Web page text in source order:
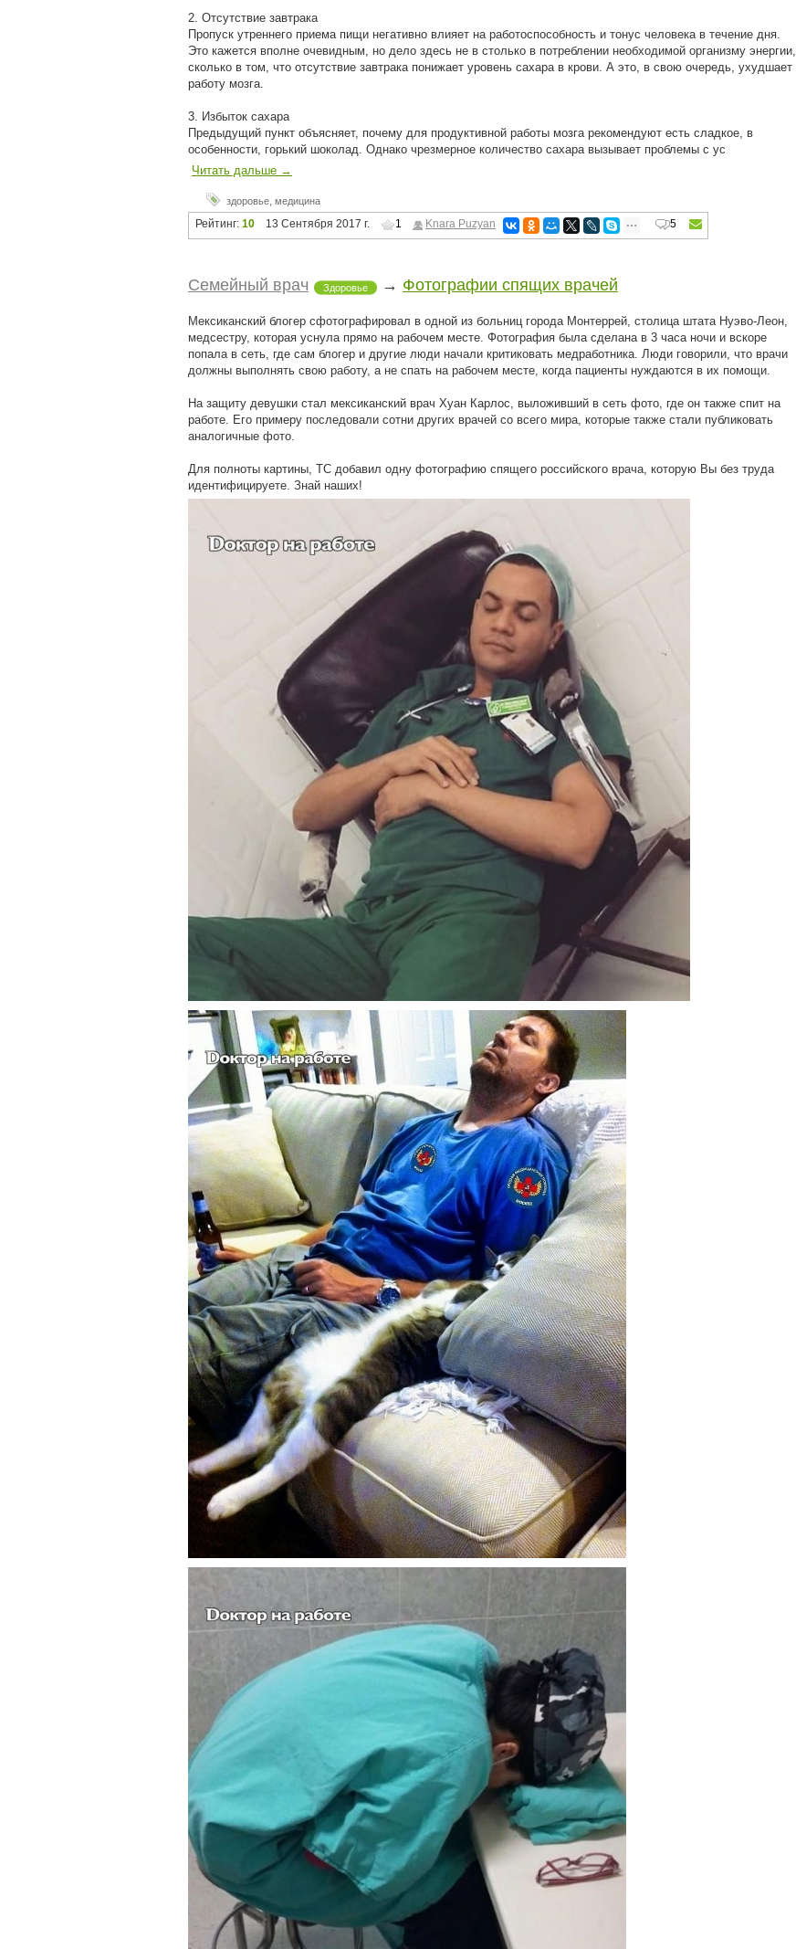
2. Отсутствие завтрака
Пропуск утреннего приема пищи негативно влияет на работоспособность и тонус человека в течение дня.
Это кажется вполне очевидным, но дело здесь не в столько в потреблении необходимой организму энергии,
сколько в том, что отсутствие завтрака понижает уровень сахара в крови. А это, в свою очередь, ухудшает
работу мозга.
3. Избыток сахара
Предыдущий пункт объясняет, почему для продуктивной работы мозга рекомендуют есть сладкое, в
особенности, горький шоколад. Однако чрезмерное количество сахара вызывает проблемы с ус
Читать дальше →
здоровье медицина
Рейтинг: 10 13 Сентября 2017 г. 1 Knara Puzyan 5
Семейный врач Здоровье → Фотографии спящих врачей
Мексиканский блогер сфотографировал в одной из больниц города Монтеррей, столица штата Нуэво-Леон,
медсестру, которая уснула прямо на рабочем месте. Фотография была сделана в 3 часа ночи и вскоре
попала в сеть, где сам блогер и другие люди начали критиковать медработника. Люди говорили, что врачи
должны выполнять свою работу, а не спать на рабочем месте, когда пациенты нуждаются в их помощи.
На защиту девушки стал мексиканский врач Хуан Карлос, выложивший в сеть фото, где он также спит на
работе. Его примеру последовали сотни других врачей со всего мира, которые также стали публиковать
аналогичные фото.
Для полноты картины, ТС добавил одну фотографию спящего российского врача, которую Вы без труда
идентифицируете. Знай наших!